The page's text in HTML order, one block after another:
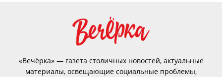
«Вечёрка» — газета столичных новостей, актуальные
материалы, освещающие социальные проблемы,